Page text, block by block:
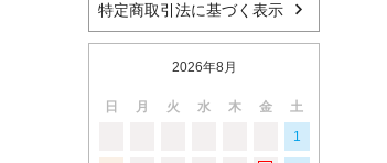
特定商取引法に基づく表示
2026年8月
日 月 火 水 木 金
土
1